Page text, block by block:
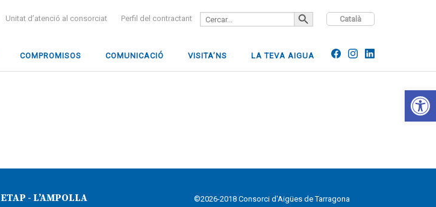
Català
Unitat d’atenció al consorciat Perfil del contractant
Search
for:
SEARCH BUTTON
COMPROMISOS COMUNICACIÓ VISITA’NS LA TEVA AIGUA
ETAP - L’AMPOLLA ©2026-2018 Consorci d'Aigües de Tarragona